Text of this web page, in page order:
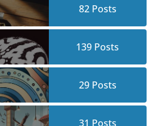
82Posts
139 Posts
29Posts
31 Posts